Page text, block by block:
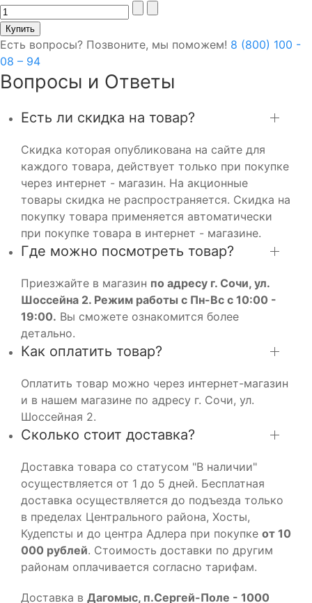
Есть вопросы? Позвоните, мы поможем! 8 (800) 100 -
08 – 94
Вопросы и Ответы
Есть ли скидка на товар?
Скидка которая опубликована на сайте для
каждого товара, действует только при покупке
через интернет - магазин. На акционные
товары скидка не распространяется. Скидка на
покупку товара применяется автоматически
при покупке товара в интернет - магазине.
Где можно посмотреть товар?
Приезжайте в магазин по адресу г. Сочи, ул.
Шоссейна 2. Режим работы с Пн-Вс с 10:00 -
19:00. Вы сможете ознакомится более
детально.
Как оплатить товар?
Оплатить товар можно через интернет-магазин
и в нашем магазине по адресу г. Сочи, ул.
Шоссейная 2.
Сколько стоит доставка?
Доставка товара со статусом "В наличии"
осуществляется от 1 до 5 дней. Бесплатная
доставка осуществляется до подъезда только
в пределах Центрального района, Хосты,
Кудепсты и до центра Адлера при покупке от 10
000 рублей. Стоимость доставки по другим
районам оплачивается согласно тарифам.
Доставка в Дагомыс, п.Сергей-Поле - 1000